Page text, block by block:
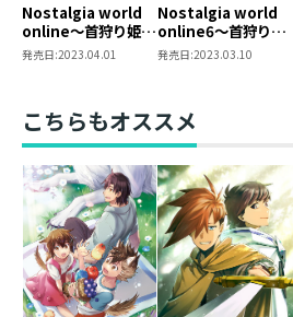
Nostalgia world
online～首狩り姫の
突撃！ あなたを晩
発売日:2023.04.01
Nostalgia world
online6～首狩り姫
の突撃！ あなたを
発売日:2023.03.10
こちらもオススメ